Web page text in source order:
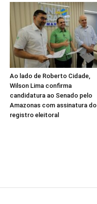
Ao lado de Roberto Cidade,
Wilson Lima confirma
candidatura ao Senado pelo
Amazonas com assinatura do
registro eleitoral